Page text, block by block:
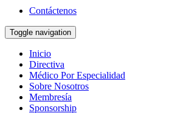
Contáctenos
Toggle navigation
Inicio
Directiva
Médico Por Especialidad
Sobre Nosotros
Membresía
Sponsorship